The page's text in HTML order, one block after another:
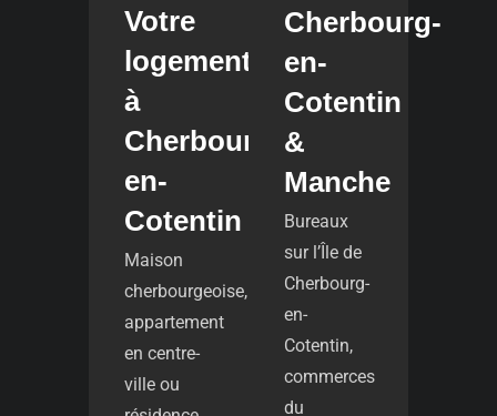
Votre
logement
à
Cherbourg-
en-
Cotentin
Maison
cherbourgeoise,
appartement
en centre-
ville ou
Cherbourg-
en-
Cotentin
&
Manche
Bureaux
sur l’Île de
Cherbourg-
en-
Cotentin,
commerces
du